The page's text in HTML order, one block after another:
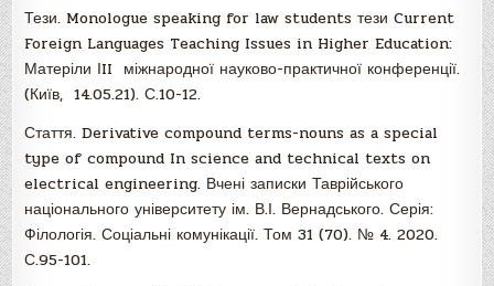
Тези. Monologue speaking for law students тези Current
Foreign Languages Teaching Issues in Higher Education:
Матеріли ІII міжнародної науково-практичної конференції.
(Київ, 14.05.21). С.10-12.
Стаття. Derivative compound terms-nouns as a special
type of compound In science and technical texts on
electrical engineering. Вчені записки Таврійського
національного університету ім. В.І. Вернадського. Серія:
Філологія. Соціальні комунікації. Том 31 (70). № 4. 2020.
С.95-101.